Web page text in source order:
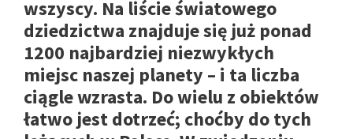
wszyscy. Na liście światowego
dziedzictwa znajduje się już ponad
1200 najbardziej niezwykłych
miejsc naszej planety – i ta liczba
ciągle wzrasta. Do wielu z obiektów
łatwo jest dotrzeć; choćby do tych